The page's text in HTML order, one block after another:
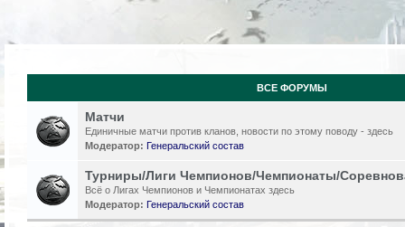
ВСЕ ФОРУМЫ
Матчи
Единичные матчи против кланов, новости по этому поводу - здесь
Модератор: Генеральский состав
Турниры/Лиги Чемпионов/Чемпионаты/
Всё о Лигах Чемпионов и Чемпионатах здесь
Модератор: Генеральский состав